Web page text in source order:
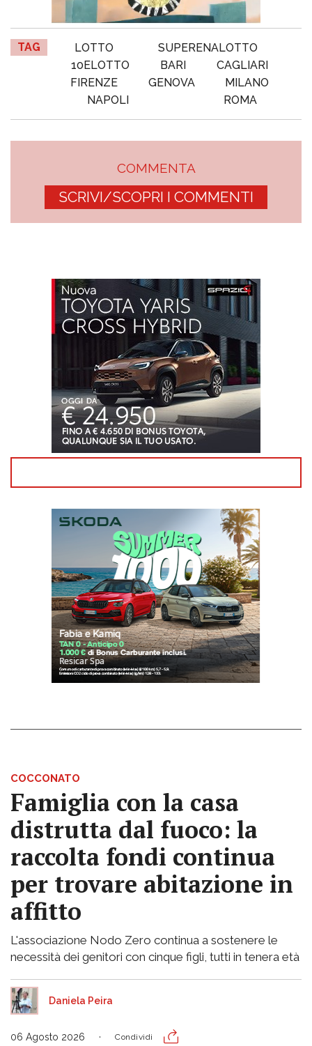
TAG LOTTO
SUPERENALOTTO
10ELOTTO
BARI
CAGLIARI
FIRENZE
GENOVA
MILANO
NAPOLI
ROMA
COMMENTA
SCRIVI/SCOPRI I COMMENTI
COCCONATO
Famiglia con la casa
distrutta dal fuoco: la
raccolta fondi continua
per trovare abitazione in
affitto
L'associazione Nodo Zero continua a sostenere le
necessità dei genitori con cinque figli, tutti in tenera età
Daniela Peira
06 Agosto 2026 Condividi